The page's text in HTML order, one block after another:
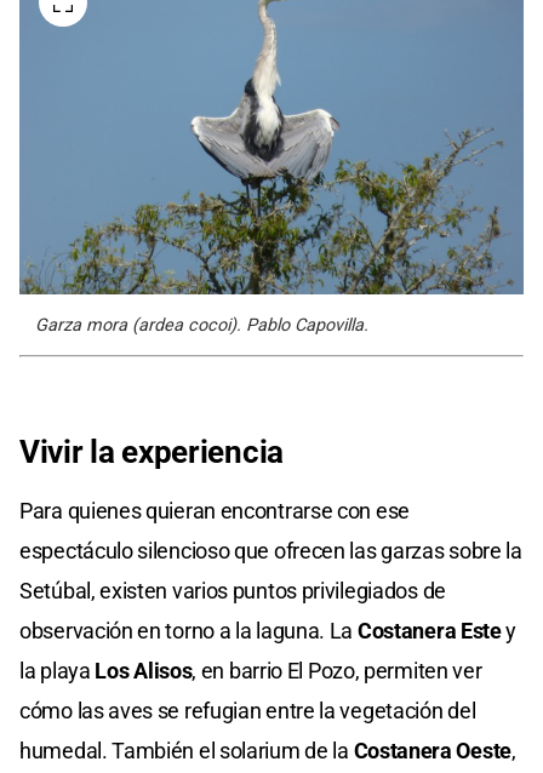
Garza mora (ardea cocoi). Pablo Capovilla.
Vivir la experiencia
Para quienes quieran encontrarse con ese
espectáculo silencioso que ofrecen las garzas sobre la
Setúbal, existen varios puntos privilegiados de
observación en torno a la laguna. La Costanera Estey
la playa Los Alisos, en barrio El Pozo, permiten ver
cómo las aves se refugian entre la vegetación del
humedal. También el solarium de la Costanera Oeste,